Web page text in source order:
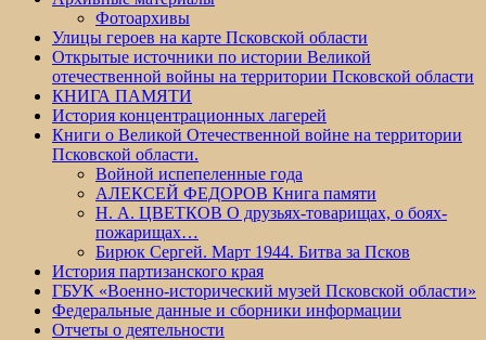
Фотоархивы
Улицы героев на карте Псковской области
Открытые источники по истории Великой
отечественной войны на территории Псковской области
КНИГА ПАМЯТИ
История концентрационных лагерей
Книги о Великой Отечественной войне на территории
Псковской области.
Войной испепеленные года
АЛЕКСЕЙ ФЕДОРОВ Книга памяти
Н. А. ЦВЕТКОВ О друзьях-товарищах, о боях-
пожарищах…
Бирюк Сергей. Март 1944. Битва за Псков
История партизанского края
ГБУК «Военно-исторический музей Псковской области»
Федеральные данные и сборники информации
Отчеты о деятельности